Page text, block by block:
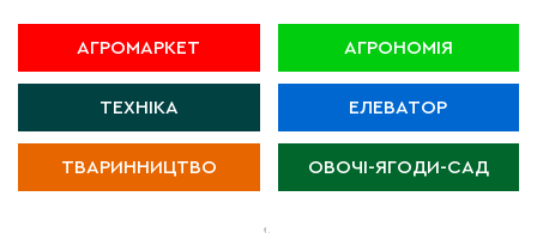
АГРОМАРКЕТ АГРОНОМІЯ
ТЕХНІКА ЕЛЕВАТОР
ТВАРИННИЦТВО ОВОЧІ-ЯГОДИ-САД